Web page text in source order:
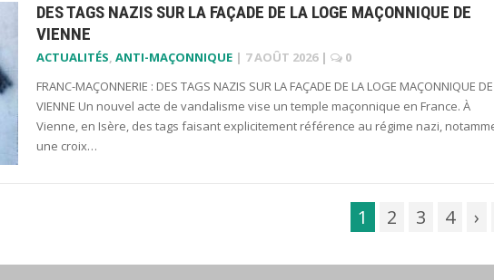
DES TAGS NAZIS SUR LA FAÇADE DE LA LOGE MAÇONNIQUE DE
VIENNE
ACTUALITÉS, ANTI-MAÇONNIQUE | 7 AOÛT 2026 |
0
FRANC-MAÇONNERIE : DES TAGS NAZIS SUR LA FAÇADE DE LA LOGE MAÇONNIQUE DE
VIENNE Un nouvel acte de vandalisme vise un temple maçonnique en France. À
Vienne, en Isère, des tags faisant explicitement référence au régime nazi,
une croix…
1 2 3 4 ›